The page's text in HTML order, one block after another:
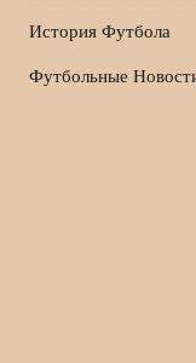
История Футбола
Футбольные